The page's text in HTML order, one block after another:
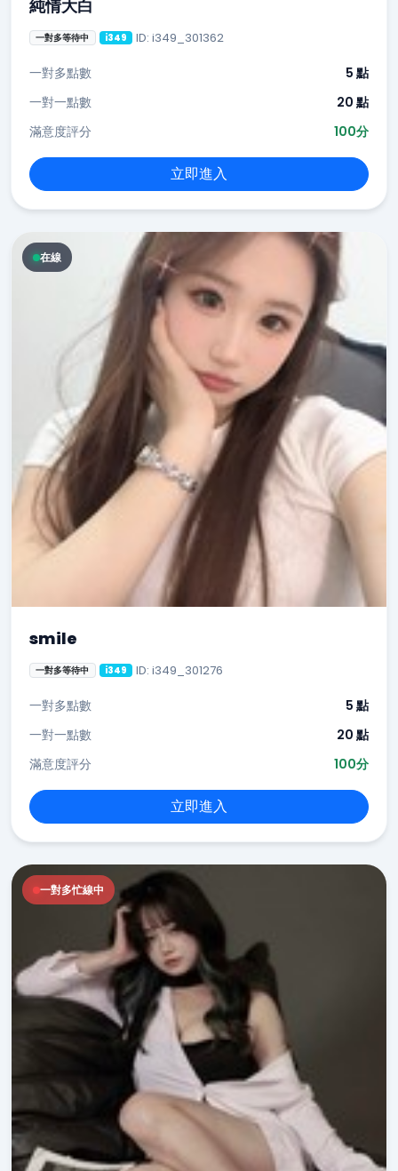
純情大白
一對多等待中 i349 ID: i349_301362
一對多點數
5 點
一對一點數
20 點
滿意度評分
100分
立即進入
在線
smile
一對多等待中 i349 ID: i349_301276
一對多點數
5 點
一對一點數
20 點
滿意度評分
100分
立即進入
一對多忙線中